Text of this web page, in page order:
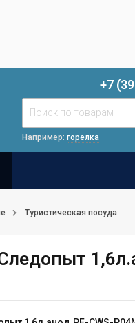
+7
Например: горелка
Туристическая посуда